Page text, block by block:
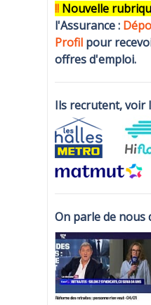
!! Nouvelle
l'Assurance :
Profil pour
offres d'emploi.
Ils recrutent, voir
On parle de nous